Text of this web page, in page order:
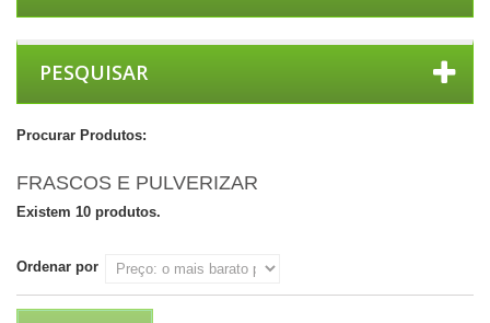
PESQUISAR
Procurar Produtos:
FRASCOS E PULVERIZAR
Existem 10 produtos.
Ordenar por